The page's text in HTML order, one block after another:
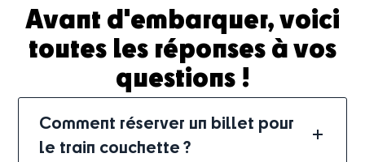
Avant d'embarquer, voici
toutes les réponses à vos
questions !
Comment réserver un billet pour
le train couchette ?